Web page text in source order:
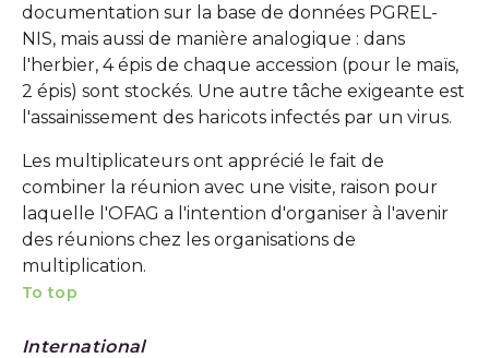
documentation sur la base de données PGREL-
NIS, mais aussi de manière analogique : dans
l'herbier, 4 épis de chaque accession (pour le maïs,
2 épis) sont stockés. Une autre tâche exigeante est
l'assainissement des haricots infectés par un virus.
Les multiplicateurs ont apprécié le fait de
combiner la réunion avec une visite, raison pour
laquelle l'OFAG a l'intention d'organiser à l'avenir
des réunions chez les organisations de
multiplication.
To top
International